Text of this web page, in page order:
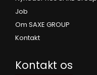
Job
Om SAXE GROUP
Kontakt
Kontakt os